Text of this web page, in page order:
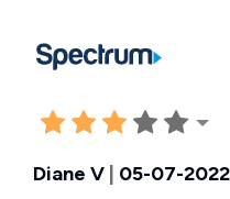
Diane V 05-07-2022